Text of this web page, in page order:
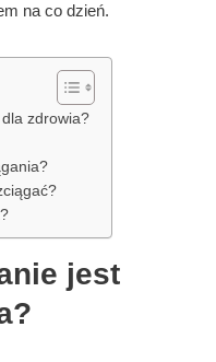
na co dzień.
zdrowia?
jest